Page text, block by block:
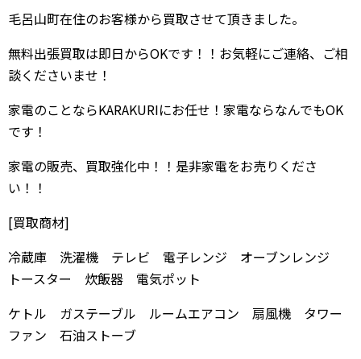
毛呂山町在住のお客様から買取させて頂きました。
無料出張買取は即日からOKです！！お気軽にご連絡、ご相
談くださいませ！
家電のことならKARAKURIにお任せ！家電ならなんでもOK
です！
家電の販売、買取強化中！！是非家電をお売りくださ
い！！
[買取商材]
冷蔵庫 洗濯機 テレビ 電子レンジ オーブンレンジ
トースター 炊飯器 電気ポット
ケトル ガステーブル ルームエアコン 扇風機 タワー
ファン 石油ストーブ